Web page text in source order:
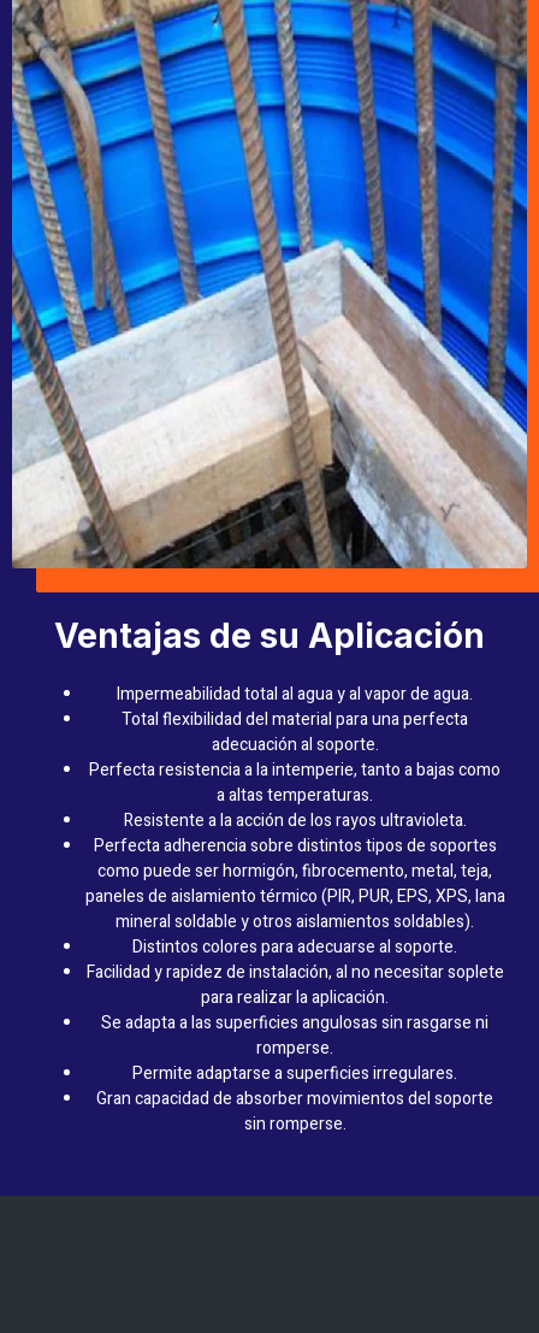
Ventajas de su Aplicación
Impermeabilidad total al agua y al vapor de agua.
Total flexibilidad del material para una perfecta
adecuación al soporte.
Perfecta resistencia a la intemperie, tanto a bajas como
a altas temperaturas.
Resistente a la acción de los rayos ultravioleta.
Perfecta adherencia sobre distintos tipos de soportes
como puede ser hormigón, fibrocemento, metal, teja,
paneles de aislamiento térmico (PIR, PUR, EPS, XPS, lana
mineral soldable y otros aislamientos soldables).
Distintos colores para adecuarse al soporte.
Facilidad y rapidez de instalación, al no necesitar soplete
para realizar la aplicación.
Se adapta a las superficies angulosas sin rasgarse ni
romperse.
Permite adaptarse a superficies irregulares.
Gran capacidad de absorber movimientos del soporte
sin romperse.